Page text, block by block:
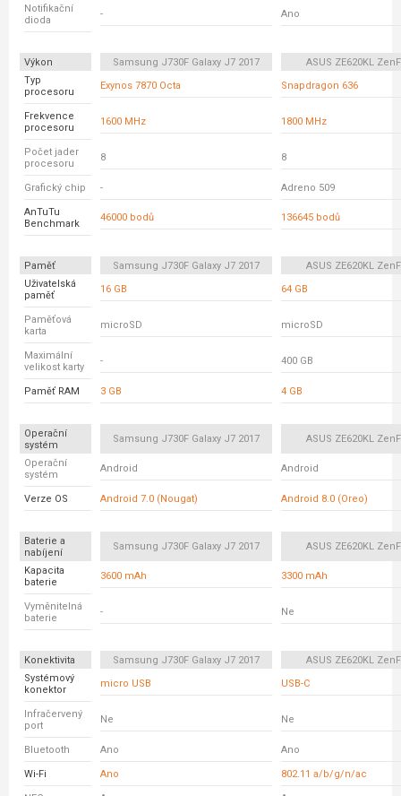
Notifikační
dioda
- Ano
Výkon Samsung J730F Galaxy J7 2017
ASUS ZE620KL
Typ
procesoru
Exynos 7870 Octa Snapdragon 636
Frekvence
procesoru
1600 MHz 1800 MHz
Počet jader
procesoru
8 8
Grafický chip - Adreno 509
AnTuTu
Benchmark
46000 bodů 136645 bodů
Paměť Samsung J730F Galaxy J7 2017
ASUS ZE620KL
Uživatelská
paměť
16 GB 64 GB
Paměťová
karta
microSD microSD
Maximální
velikost karty
- 400 GB
Paměť RAM 3 GB 4 GB
Operační
systém
Samsung J730F Galaxy J7 2017 ASUS ZE620KL
Operační
systém
Android Android
Verze OS Android 7.0 (Nougat) Android 8.0 (Oreo)
Baterie a
nabíjení
Samsung J730F Galaxy J7 2017 ASUS ZE620KL
Kapacita
baterie
3600 mAh 3300 mAh
Vyměnitelná
baterie
- Ne
Konektivita Samsung J730F Galaxy J7 2017
ASUS ZE620KL
Systémový
konektor
micro USB USB-C
Infračervený
port
Ne Ne
Bluetooth Ano Ano
Wi-Fi Ano 802.11 a/b/g/n/ac